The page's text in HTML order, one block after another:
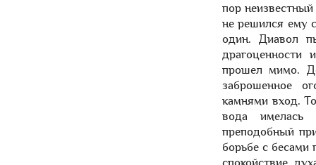
пор
не решился ему
один. Диавол
прошел мимо.
заброшенное
камнями вход.
вода имелась
преподобный
борьбе с бесами